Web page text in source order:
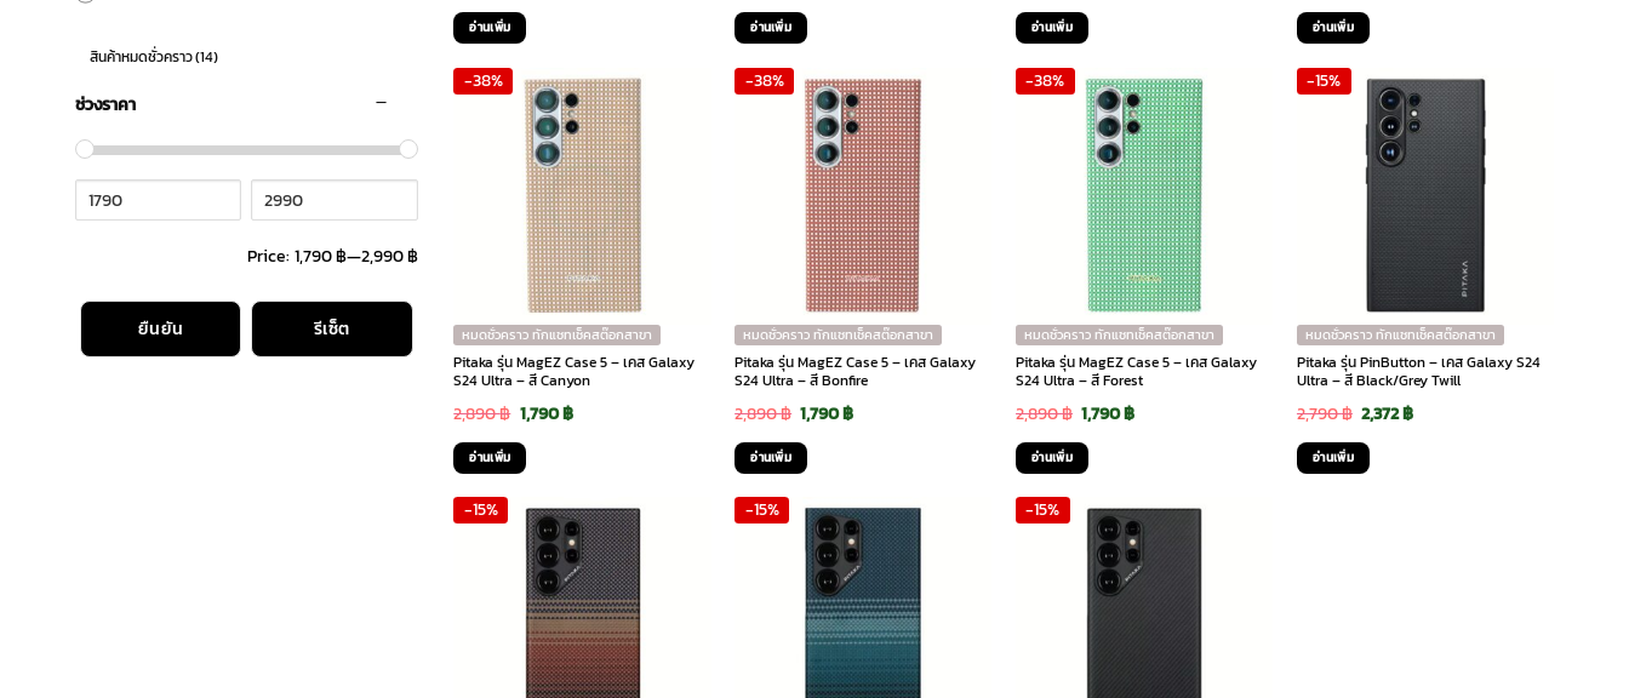
สินค้าหมดชั่วคราว(14)
ช่วงราคา
Price: 1,790 ฿—2,990 ฿
ยืนยัน รีเซ็ต
price
was:
2,890 ฿.2,025 ฿.
อ่านเพิ่ม
price
was:
2,890 ฿.2,456 ฿.
อ่านเพิ่ม
price
was:
2,590 ฿.1,815 ฿.
อ่านเพิ่ม
price
was:
2,890 ฿.1,790 ฿.
อ่านเพิ่ม
-38%
หมดชั่วคราว ทักแชทเช็คสต๊อกสาขา
Pitaka รุ่น MagEZ Case 5 – เคส Galaxy
S24 Ultra – สี Canyon
2,890฿ Original
price
was:
2,890 ฿.
1,790฿Current
1,790 ฿.
อ่านเพิ่ม
-38%
หมดชั่วคราว ทักแชทเช็คสต๊อกสาขา
Pitaka รุ่น MagEZ Case 5 – เคส Galaxy
S24 Ultra – สี Bonfire
2,890฿ Original
price
was:
2,890 ฿.
1,790฿Current
1,790 ฿.
อ่านเพิ่ม
-38%
หมดชั่วคราว ทักแชทเช็คสต๊อกสาขา
Pitaka รุ่น MagEZ Case 5 – เคส Galaxy
S24 Ultra – สี Forest
2,890฿ Original
price
was:
2,890 ฿.
1,790฿Current
1,790 ฿.
อ่านเพิ่ม
-15%
หมดชั่วคราว ทักแชทเช็คสต๊อกสาขา
Pitaka รุ่น PinButton – เคส Galaxy S24
Ultra – สี Black/Grey Twill
2,790฿ Original
price
was:
2,372฿Current
อ่านเพิ่ม
-15% -15% -15%